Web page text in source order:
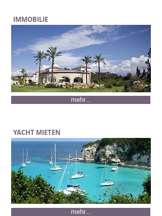
IMMOBILIE
mehr...
YACHT MIETEN
mehr...